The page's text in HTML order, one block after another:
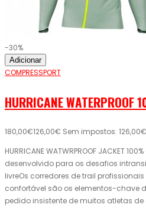
-30%
Adicionar
COMPRESSPORT
HURRICANE WATERPROOF
180,00€126,00€ Sem impostos: 126,00€
HURRICANE WATWRPROOF JACKET
desenvolvido para os desafios
livreOs corredores de trail
confortável são os elementos-chave
pedido insistente de muitos atletas de